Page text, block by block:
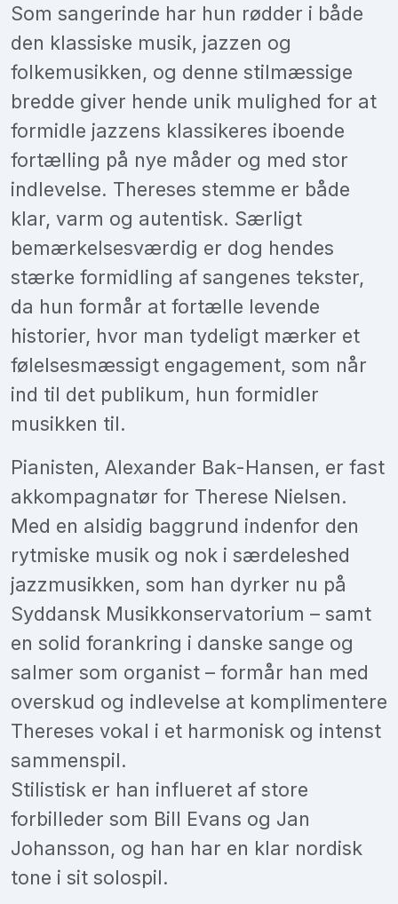
Som sangerinde har hun rødder i både
den klassiske musik, jazzen og
folkemusikken, og denne stilmæssige
bredde giver hende unik mulighed for at
formidle jazzens klassikeres iboende
fortælling på nye måder og med stor
indlevelse. Thereses stemme er både
klar, varm og autentisk. Særligt
bemærkelsesværdig er dog hendes
stærke formidling af sangenes tekster,
da hun formår at fortælle levende
historier, hvor man tydeligt mærker et
følelsesmæssigt engagement, som når
ind til det publikum, hun formidler
musikken til.
Pianisten, Alexander Bak-Hansen, er fast
akkompagnatør for Therese Nielsen.
Med en alsidig baggrund indenfor den
rytmiske musik og nok i særdeleshed
jazzmusikken, som han dyrker nu på
Syddansk Musikkonservatorium – samt
en solid forankring i danske sange og
salmer som organist – formår han med
overskud og indlevelse at komplimentere
Thereses vokal i et harmonisk og intenst
sammenspil.
Stilistisk er han influeret af store
forbilleder som Bill Evans og Jan
Johansson, og han har en klar nordisk
tone i sit solospil.